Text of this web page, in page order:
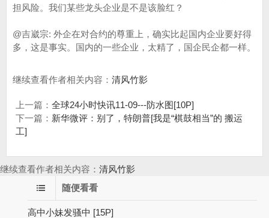
担风险。我们某些龙头企业是不是该脸红？
@吉崴宗: 外企在对合约的尊重上，确实比起国内企业要好得
多，这是事实。国内的一些企业，太精了，国企民企都一样。
继续查看作者相关内容： 清风竹影
上一篇： 全球24小时快讯11-09---防水图[10P]
下一篇： 新华微评：别了，特朗普[我是“棋鼓相当”的 搬运
工]
继续查看作者相关内容： 清风竹影
随便看看
高中小妹发骚中 [15P]